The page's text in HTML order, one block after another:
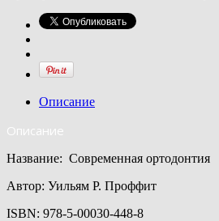
Описание
Описание
Название: Современная ортодонтия
Автор: Уильям Р. Проффит
ISBN: 978-5-00030-448-8